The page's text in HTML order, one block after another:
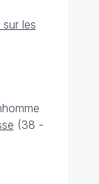
sur les
(38 -